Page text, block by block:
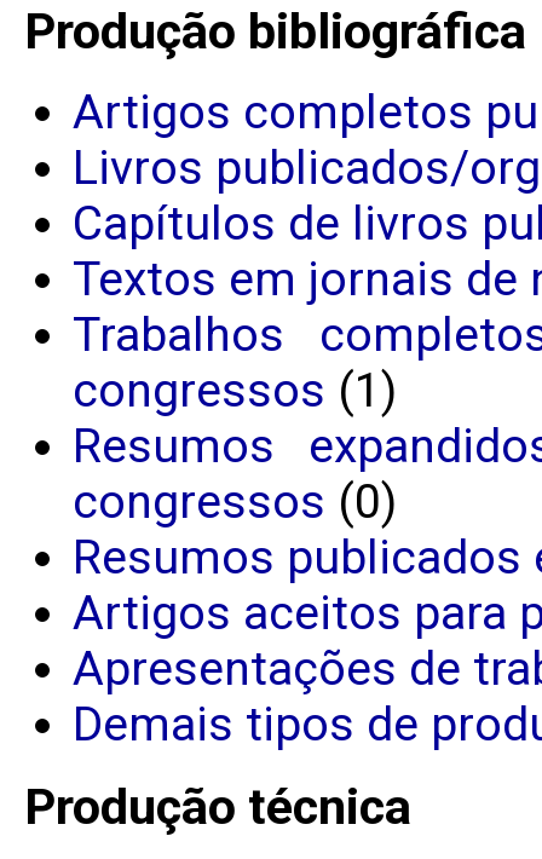
Produção bibliográfica
Artigos completos
Livros publicados/
Capítulos de livros
Textos em jornais
Trabalhos
congressos (1)
Resumos
congressos (0)
Resumos
Artigos aceitos para
Apresentações de
Demais tipos de
Produção técnica